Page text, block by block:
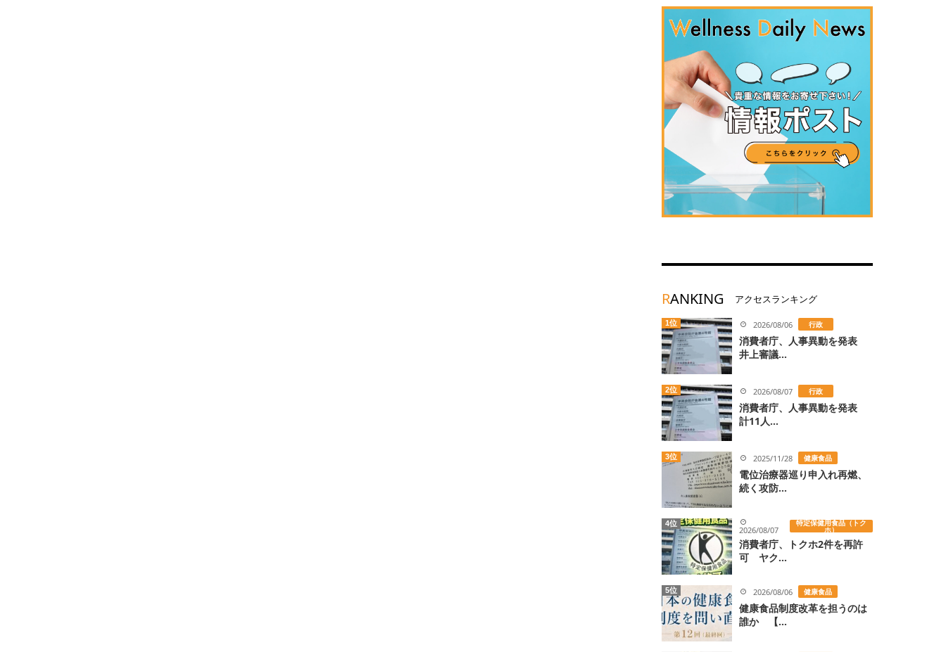
RANKING アクセスランキング
1位 2026/08/06 行政
消費者庁、人事異動を発表
井上審議...
2位 2026/08/07 行政
消費者庁、人事異動を発表
計11人...
3位 2025/11/28 健康食品
電位治療器巡り申入れ再燃、
続く攻防...
4位
2026/08/07
特定保健用食品（トク
ホ）
消費者庁、トクホ2件を再許
可 ヤク...
5位 2026/08/06 健康食品
健康食品制度改革を担うのは
誰か 【...